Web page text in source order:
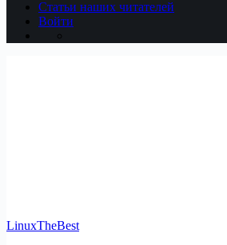
Статьи наших читателей
Войти
LinuxTheBest